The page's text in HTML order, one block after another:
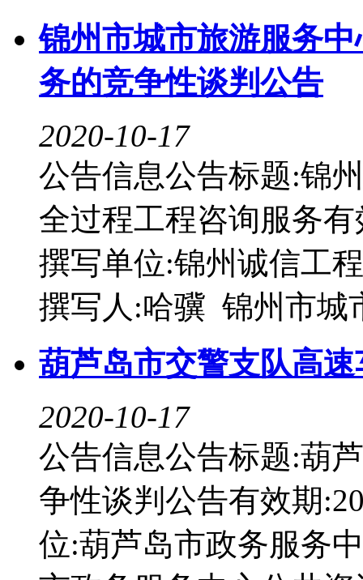
锦州市城市旅游服务
务的竞争性谈判公告
2020-10-17
公告信息公告标题:锦
全过程工程咨询服务有
撰写单位:锦州诚信工
撰写人:哈骥 锦州市城
葫芦岛市交警支队高
2020-10-17
公告信息公告标题:葫
争性谈判公告有效期
位:葫芦岛市政务服务